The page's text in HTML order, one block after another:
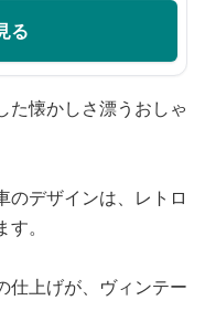
る
た懐かしさ漂うおしゃ
のデザインは、レトロ
。
仕上げが、ヴィンテー